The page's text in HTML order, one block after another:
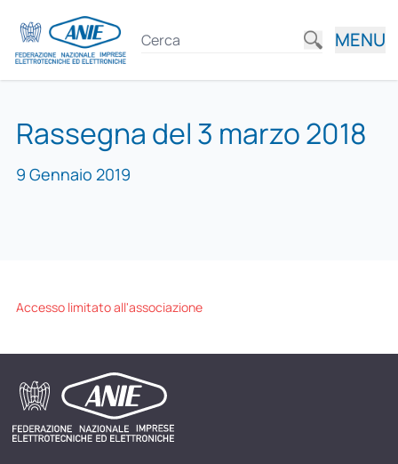
MENU
Rassegna del 3 marzo 2018
9 Gennaio 2019
Accesso limitato all'associazione